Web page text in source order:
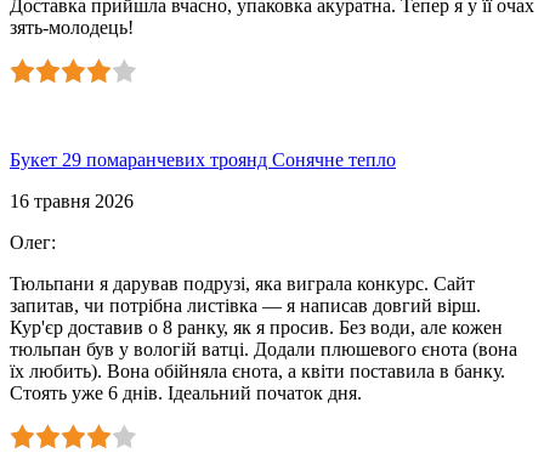
Доставка прийшла вчасно, упаковка акуратна. Тепер я у її очах
зять-молодець!
Букет 29 помаранчевих троянд Сонячне тепло
16 травня 2026
Олег:
Тюльпани я дарував подрузі, яка виграла конкурс. Сайт
запитав, чи потрібна листівка — я написав довгий вірш.
Кур'єр доставив о 8 ранку, як я просив. Без води, але кожен
тюльпан був у вологій ватці. Додали плюшевого єнота (вона
їх любить). Вона обійняла єнота, а квіти поставила в банку.
Стоять уже 6 днів. Ідеальний початок дня.